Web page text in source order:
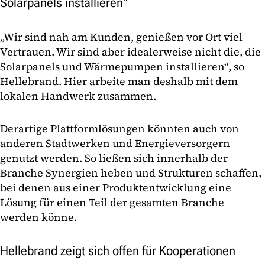
„Wir sind nah am Kunden, genießen vor Ort viel
Vertrauen. Wir sind aber idealerweise nicht die, die
Solarpanels und Wärmepumpen installieren“, so
Hellebrand. Hier arbeite man deshalb mit dem
lokalen Handwerk zusammen.
Derartige Plattformlösungen könnten auch von
anderen Stadtwerken und Energieversorgern
genutzt werden. So ließen sich innerhalb der
Branche Synergien heben und Strukturen schaffen,
bei denen aus einer Produktentwicklung eine
Lösung für einen Teil der gesamten Branche
werden könne.
Hellebrand zeigt sich offen für Kooperationen